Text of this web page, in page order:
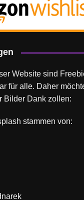
Website sind
für alle. Daher
Bilder Dank zollen:
stammen von: